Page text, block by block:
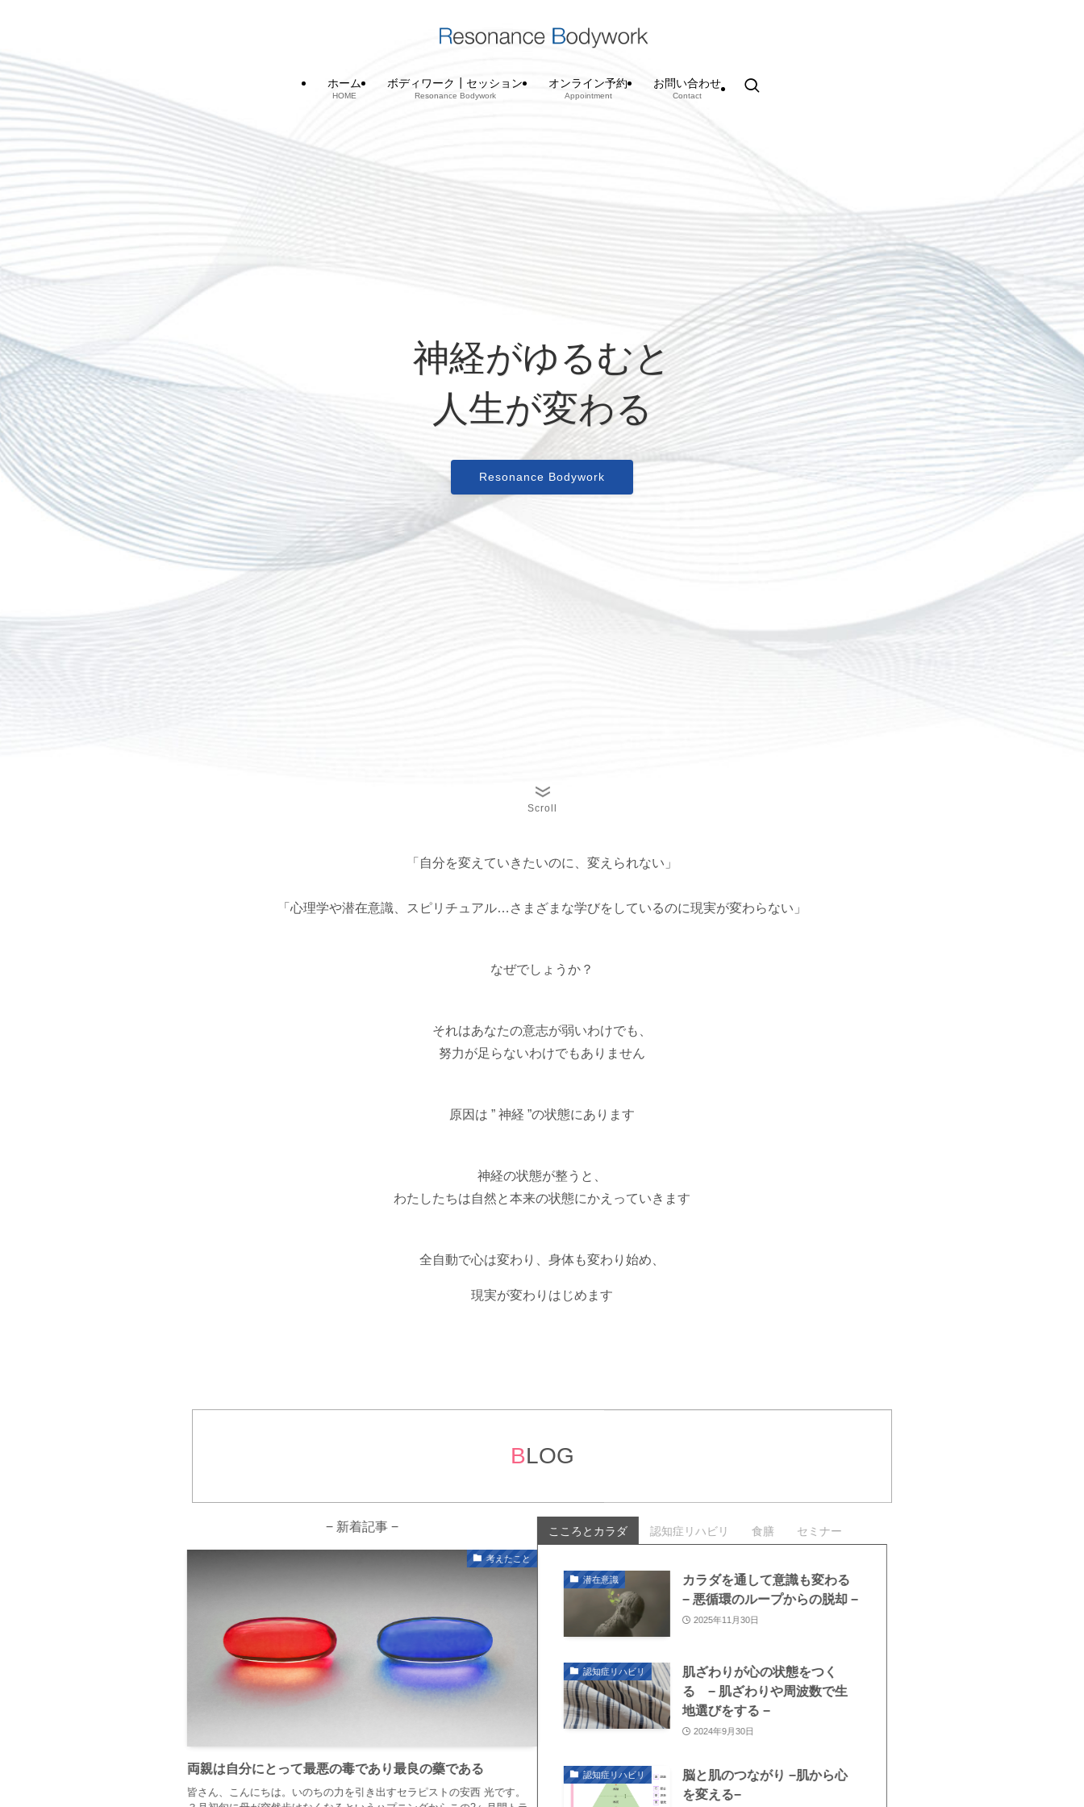
ホーム
HOME
ボディワーク┃セッション
Resonance Bodywork
オンライン予約
Appointment
お問い合わせ
Contact
神経がゆるむと
人生が変わる
Resonance Bodywork
Scroll
「自分を変えていきたいのに、変えられない」
「心理学や潜在意識、スピリチュアル…さまざまな学びをしているのに現実が変わらない」
なぜでしょうか？
それはあなたの意志が弱いわけでも、
努力が足らないわけでもありません
原因は ” 神経 ”の状態にあります
神経の状態が整うと、
わたしたちは自然と本来の状態にかえっていきます
全自動で心は変わり、身体も変わり始め、
現実が変わりはじめます
BLOG
− 新着記事 −
考えたこと
両親は自分にとって最悪の毒であり最良の藥である
皆さん、こんにちは。いのちの力を引き出すセラピストの安西 光です。
こころとカラダ 認知症リハビリ 食膳 セミナー
潜在意識
カラダを通して意識も変わる
− 悪循環のループからの脱却 −
2025年11月30日
認知症リハビリ
肌ざわりが心の状態をつく
る − 肌ざわりや周波数で生
地選びをする −
2024年9月30日
認知症リハビリ
脳と肌のつながり −肌から心
を変える−